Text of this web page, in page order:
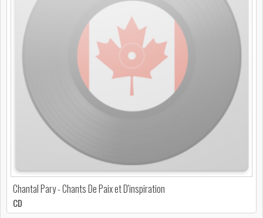
Chantal Pary - Chants De Paix et D'inspiration
CD